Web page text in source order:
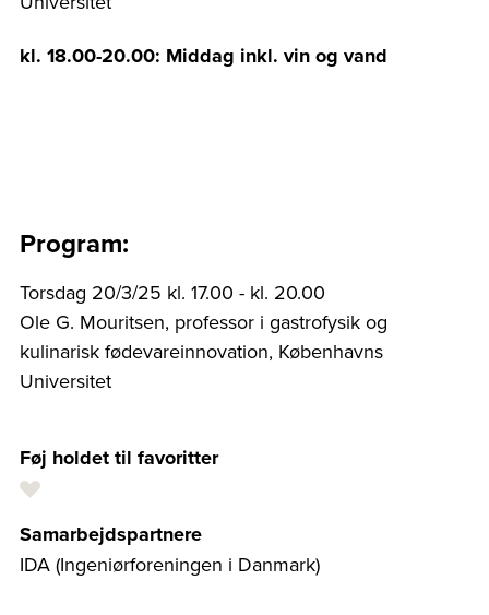
kl. 18.00-20.00: Middag inkl. vin og vand
Program:
Torsdag 20/3/25 kl. 17.00 - kl. 20.00
Ole G. Mouritsen, professor i gastrofysik og
kulinarisk fødevareinnovation, Københavns
Universitet
Føj holdet til favoritter
Samarbejdspartnere
IDA (Ingeniørforeningen i Danmark)